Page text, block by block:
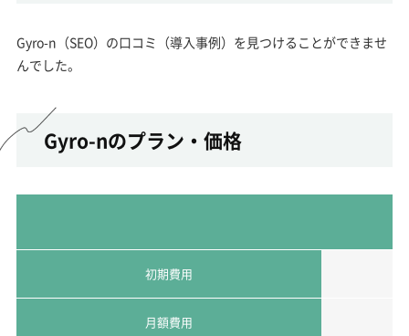
Gyro-n（SEO）の口コミ（導入事例）を見つけることができませ
んでした。
Gyro-nのプラン・価格
初期費用
月額費用